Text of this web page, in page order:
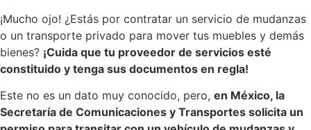
¡Mucho ojo! ¿Estás por contratar un servicio de mudanzas
o un transporte privado para mover tus muebles y demás
bienes? ¡Cuida que tu proveedor de servicios esté
constituido y tenga sus documentos en regla!
Este no es un dato muy conocido, pero, en México, la
Secretaría de Comunicaciones y Transportes solicita un